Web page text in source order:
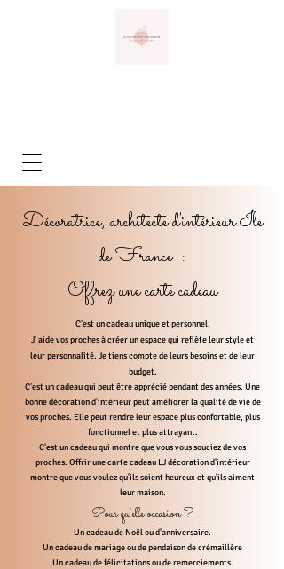
Décoratrice, architecte d'intérieur Ile
de France :
Offrez une carte cadeau
C'est un cadeau unique et personnel.
J' aide vos proches à créer un espace qui reflète leur style et
leur personnalité. Je tiens compte de leurs besoins et de leur
budget.
C'est un cadeau qui peut être apprécié pendant des années. Une
bonne décoration d'intérieur peut améliorer la qualité de vie de
vos proches. Elle peut rendre leur espace plus confortable, plus
fonctionnel et plus attrayant.
C'est un cadeau qui montre que vous vous souciez de vos
proches. Offrir une carte cadeau LJ décoration d'intérieur
montre que vous voulez qu'ils soient heureux et qu'ils aiment
leur maison.
Pour qu'elle occasion ?
Un cadeau de Noël ou d'anniversaire.
Un cadeau de mariage ou de pendaison de crémaillère
Un cadeau de félicitations ou de remerciements.